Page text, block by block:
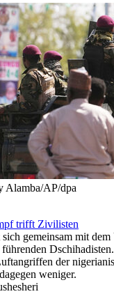
Alamba/AP/dpa
trifft Zivilisten
gemeinsam mit
der
weniger.